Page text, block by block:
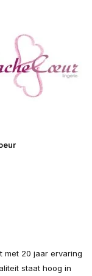
met 20 jaar ervaring
staat hoog in